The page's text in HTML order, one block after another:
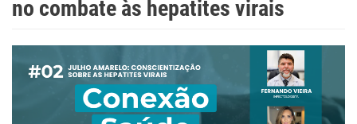
no combate às hepatites virais